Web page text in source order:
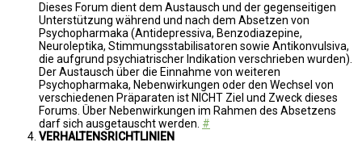
Dieses Forum dient dem Austausch und der gegenseitigen
Unterstützung während und nach dem Absetzen von
Psychopharmaka (Antidepressiva, Benzodiazepine,
Neuroleptika, Stimmungsstabilisatoren sowie Antikonvulsiva,
die aufgrund psychiatrischer Indikation verschrieben wurden).
Der Austausch über die Einnahme von weiteren
Psychopharmaka, Nebenwirkungen oder den Wechsel von
verschiedenen Präparaten ist NICHT Ziel und Zweck dieses
Forums. Über Nebenwirkungen im Rahmen des Absetzens
darf sich ausgetauscht werden. #
VERHALTENSRICHTLINIEN